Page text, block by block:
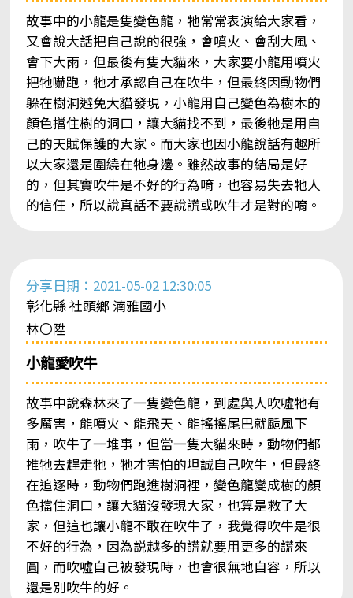
故事中的小龍是隻變色龍，牠常常表演給大家看，
又會說大話把自己說的很強，會噴火、會刮大風、
會下大雨，但最後有隻大貓來，大家要小龍用噴火
把牠嚇跑，牠才承認自己在吹牛，但最終因動物們
躲在樹洞避免大貓發現，小龍用自己變色為樹木的
顏色擋住樹的洞口，讓大貓找不到，最後牠是用自
己的天賦保護的大家。而大家也因小龍說話有趣所
以大家還是圍繞在牠身邊。雖然故事的結局是好
的，但其實吹牛是不好的行為唷，也容易失去牠人
的信任，所以說真話不要說謊或吹牛才是對的唷。
分享日期：2021-05-02 12:30:05
彰化縣 社頭鄉 湳雅國小
林〇陞
小龍愛吹牛
故事中說森林來了一隻變色龍，到處與人吹噓牠有
多厲害，能噴火、能飛天、能搖搖尾巴就颳風下
雨，吹牛了一堆事，但當一隻大貓來時，動物們都
推牠去趕走牠，牠才害怕的坦誠自己吹牛，但最終
在追逐時，動物們跑進樹洞裡，變色龍變成樹的顏
色擋住洞口，讓大貓沒發現大家，也算是救了大
家，但這也讓小龍不敢在吹牛了，我覺得吹牛是很
不好的行為，因為説越多的謊就要用更多的謊來
圓，而吹噓自己被發現時，也會很無地自容，所以
還是別吹牛的好。